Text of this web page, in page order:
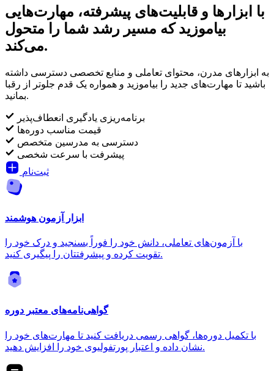
با ابزارها و قابلیت‌های پیشرفته، مهارت‌هایی
بیاموزید که مسیر رشد شما را متحول
می‌کند.
به ابزارهای مدرن، محتوای تعاملی و منابع تخصصی دسترسی داشته
باشید تا مهارت‌های جدید را بیاموزید و همواره یک قدم جلوتر از رقبا
بمانید.
برنامه‌ریزی یادگیری انعطاف‌پذیر
قیمت مناسب دوره‌ها
دسترسی به مدرسین متخصص
پیشرفت با سرعت شخصی
ثبت‌نام
ابزار آزمون هوشمند
با آزمون‌های تعاملی، دانش خود را فوراً بسنجید و درک خود را
تقویت کرده و پیشرفتتان را پیگیری کنید.
گواهی‌نامه‌های معتبر دوره
با تکمیل دوره‌ها، گواهی رسمی دریافت کنید تا مهارت‌های خود را
نشان داده و اعتبار پورتفولیوی خود را افزایش دهید.